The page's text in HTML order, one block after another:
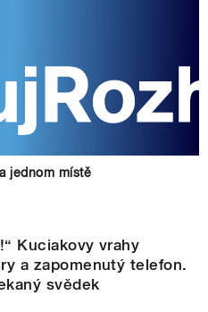
jednom místě
Kuciakovy vrahy
a zapomenutý telefon.
svědek